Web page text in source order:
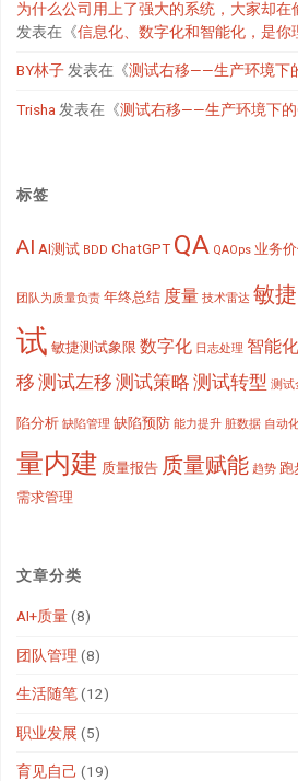
为什么公司用上了强大的系统，大家却在
发表在《信息化、数字化和智能化，是你
BY林子发表在《测试右移——生产环境下
Trisha 发表在《测试右移——生产环境下的
标签
AI AI测试 BDD ChatGPT QA QAOps 业务
团队为质量负责 年终总结 度量 技术雷达 敏捷
试 敏捷测试象限 数字化 日志处理 智能化
移 测试左移 测试策略 测试转型 测试
陷分析 缺陷管理 缺陷预防 能力提升 脏数据 自动
量内建 质量报告 质量赋能 趋势 跑
需求管理
文章分类
AI+质量(8)
团队管理 (8)
生活随笔(12)
职业发展 (5)
育见自己 (19)